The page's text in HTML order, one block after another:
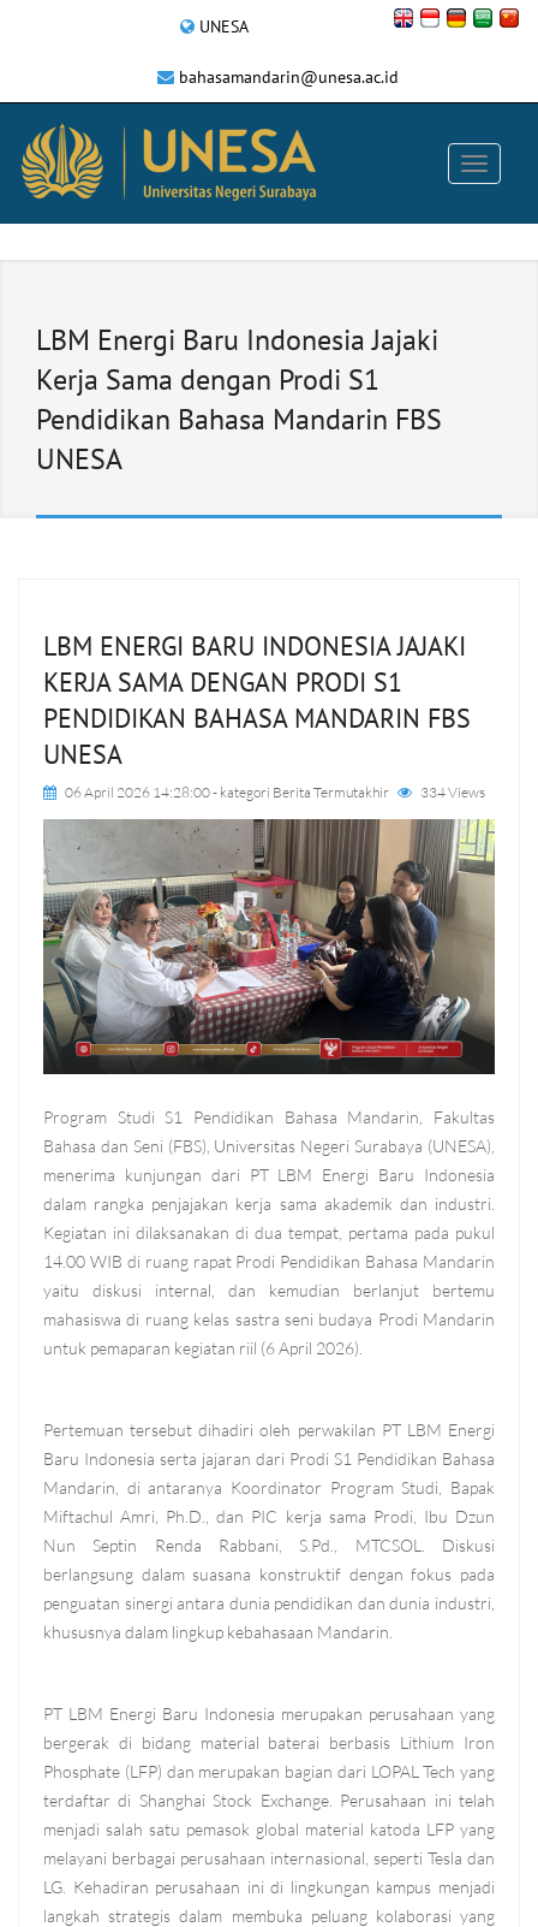
UNESA
bahasamandarin@unesa.ac.id
LBM Energi Baru Indonesia Jajaki
Kerja Sama dengan Prodi S1
Pendidikan Bahasa Mandarin FBS
UNESA
LBM ENERGI BARU INDONESIA JAJAKI
KERJA SAMA DENGAN PRODI S1
PENDIDIKAN BAHASA MANDARIN FBS
UNESA
06 April 2026 14:28:00- kategori Berita Termutakhir 334 Views
Program Studi S1 Pendidikan Bahasa Mandarin, Fakultas
Bahasa dan Seni (FBS), Universitas Negeri Surabaya (UNESA),
menerima kunjungan dari PT LBM Energi Baru Indonesia
dalam rangka penjajakan kerja sama akademik dan industri.
Kegiatan ini dilaksanakan di dua tempat, pertama pada pukul
14.00 WIB di ruang rapat Prodi Pendidikan Bahasa Mandarin
yaitu diskusi internal, dan kemudian berlanjut bertemu
mahasiswa di ruang kelas sastra seni budaya Prodi Mandarin
untuk pemaparan kegiatan riil (6 April 2026).
Pertemuan tersebut dihadiri oleh perwakilan PT LBM Energi
Baru Indonesia serta jajaran dari Prodi S1 Pendidikan Bahasa
Mandarin, di antaranya Koordinator Program Studi, Bapak
Miftachul Amri, Ph.D., dan PIC kerja sama Prodi, Ibu Dzun
Nun Septin Renda Rabbani, S.Pd., MTCSOL. Diskusi
berlangsung dalam suasana konstruktif dengan fokus pada
penguatan sinergi antara dunia pendidikan dan dunia industri,
khususnya dalam lingkup kebahasaan Mandarin.
PT LBM Energi Baru Indonesia merupakan perusahaan yang
bergerak di bidang material baterai berbasis Lithium Iron
Phosphate (LFP) dan merupakan bagian dari LOPAL Tech yang
terdaftar di Shanghai Stock Exchange. Perusahaan ini telah
menjadi salah satu pemasok global material katoda LFP yang
melayani berbagai perusahaan internasional, seperti Tesla dan
LG. Kehadiran perusahaan ini di lingkungan kampus menjadi
langkah strategis dalam membuka peluang kolaborasi yang